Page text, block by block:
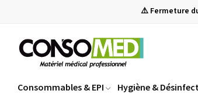
⚠️ Fermeture
Consommables & EPI Hygiène &